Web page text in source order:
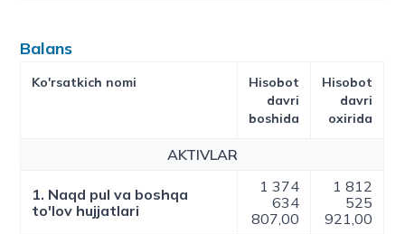
Balans
Ko'rsatkich nomi
Hisobot
davri
boshida
Hisobot
davri
oxirida
AKTIVLAR
1. Naqd pul va boshqa
to'lov hujjatlari
1 374
634
807,00
1 812
525
921,00